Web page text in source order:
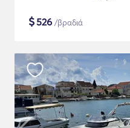
$526 /βραδιά